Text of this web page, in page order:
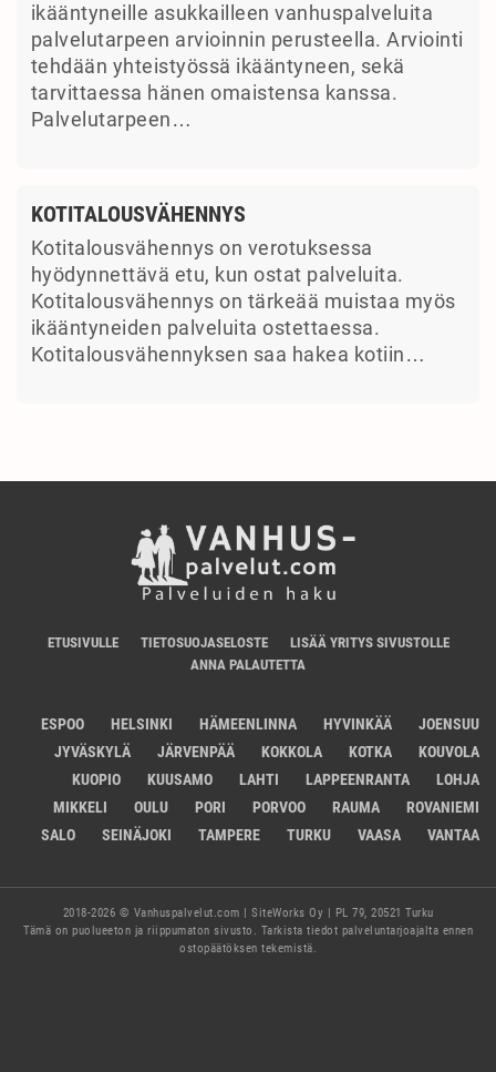
ikääntyneille asukkailleen vanhuspalveluita
palvelutarpeen arvioinnin perusteella. Arviointi
tehdään yhteistyössä ikääntyneen, sekä
tarvittaessa hänen omaistensa kanssa.
Palvelutarpeen…
KOTITALOUSVÄHENNYS
Kotitalousvähennys on verotuksessa
hyödynnettävä etu, kun ostat palveluita.
Kotitalousvähennys on tärkeää muistaa myös
ikääntyneiden palveluita ostettaessa.
Kotitalousvähennyksen saa hakea kotiin…
ETUSIVULLE TIETOSUOJASELOSTE
LISÄÄ YRITYS SIVUSTOLLE
ANNA PALAUTETTA
ESPOO HELSINKI HÄMEENLINNA HYVINKÄÄ
JOENSUU
JYVÄSKYLÄ
JÄRVENPÄÄ KOKKOLA KOTKA
KOUVOLA
KUOPIO
KUUSAMO LAHTI LAPPEENRANTA
LOHJA
MIKKELI
OULU PORI PORVOO RAUMA
ROVANIEMI
SALO
SEINÄJOKI TAMPERE TURKU VAASA VANTAA
2018-2026 © Vanhuspalvelut.com | SiteWorks Oy | PL 79, 20521 Turku
Tämä on puolueeton ja riippumaton sivusto. Tarkista tiedot palveluntarjoajalta ennen
ostopäätöksen tekemistä.